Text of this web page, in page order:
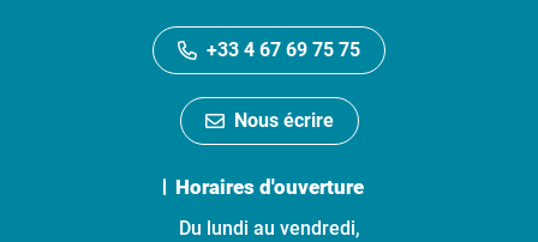
+33 4 67 69 75 75
Nous écrire
Horaires d'ouverture
Du lundi au vendredi,